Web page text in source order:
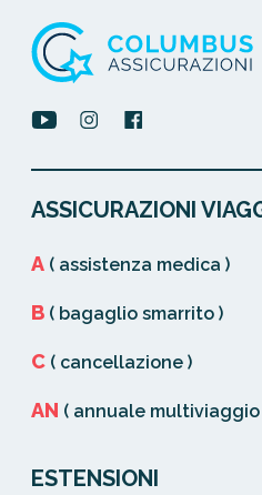
ASSICURAZIONI
A ( assistenza medica )
B ( bagaglio smarrito )
C ( cancellazione )
AN ( annuale multiviaggio
ESTENSIONI